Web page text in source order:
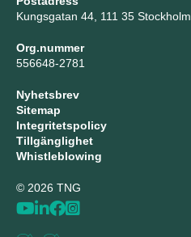
Kungsgatan 44, 111 35 Stockholm
Org.nummer
556648-2781
Nyhetsbrev
Sitemap
Integritetspolicy
Tillgänglighet
Whistleblowing
© 2026 TNG